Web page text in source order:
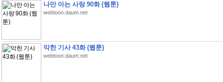
나만 아는 사랑 90화 (웹툰)
webtoon.daum.net
악한 기사 43화 (웹툰)
webtoon.daum.net